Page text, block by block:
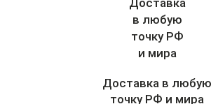
Доставка в любую
точку РФ и мира